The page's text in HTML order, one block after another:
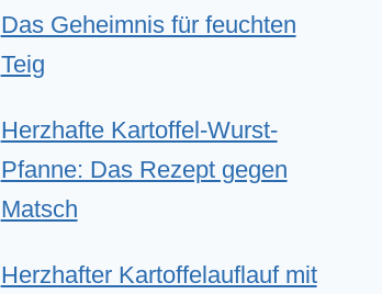
Das Geheimnis für feuchten
Teig
Herzhafte Kartoffel-Wurst-
Pfanne: Das Rezept gegen
Matsch
Herzhafter Kartoffelauflauf mit